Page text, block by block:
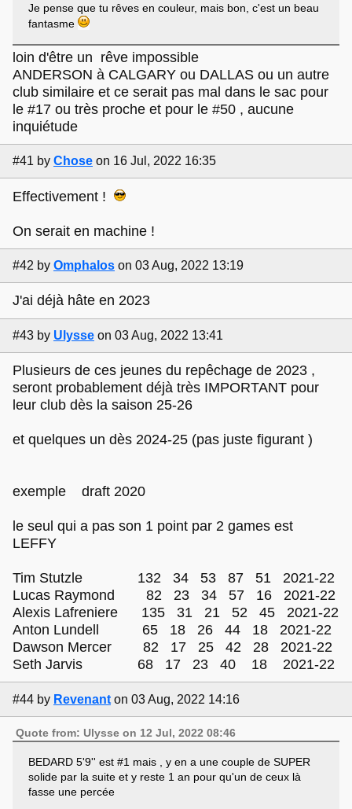
Je pense que tu rêves en couleur, mais bon, c'est un beau
fantasme
loin d'être un rêve impossible
ANDERSON à CALGARY ou DALLAS ou un autre
club similaire et ce serait pas mal dans le sac pour
le #17 ou très proche et pour le #50 , aucune
inquiétude
#41 by Chose on 16 Jul, 2022 16:35
Effectivement !
On serait en machine !
#42 by Omphalos on 03 Aug, 2022 13:19
J'ai déjà hâte en 2023
#43 by Ulysse on 03 Aug, 2022 13:41
Plusieurs de ces jeunes du repêchage de 2023 ,
seront probablement déjà très IMPORTANT pour
leur club dès la saison 25-26
et quelques un dès 2024-25 (pas juste figurant )
exemple draft 2020
le seul qui a pas son 1 point par 2 games est
LEFFY
Tim Stutzle 132 34 53 87 51 2021-22
Lucas Raymond 82 23 34 57 16 2021-22
Alexis Lafreniere 135 31 21 52 45 2021-22
Anton Lundell 65 18 26 44 18 2021-22
Dawson Mercer 82 17 25 42 28 2021-22
Seth Jarvis 68 17 23 40 18 2021-22
#44 by Revenant on 03 Aug, 2022 14:16
Quote from: Ulysse on 12 Jul, 2022 08:46
BEDARD 5'9'' est #1 mais , y en a une couple de SUPER
solide par la suite et y reste 1 an pour qu'un de ceux là
fasse une percée